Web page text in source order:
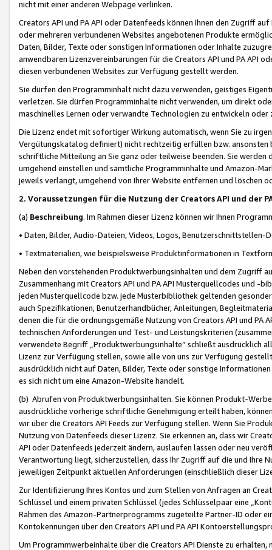
nicht mit einer anderen Webpage verlinken.
Creators API und PA API oder Datenfeeds können Ihnen den Zugriff
oder mehreren verbundenen Websites angebotenen Produkte
Daten, Bilder, Texte oder sonstigen Informationen oder Inhalte
anwendbaren Lizenzvereinbarungen für die Creators API und PA API
diesen verbundenen Websites zur Verfügung gestellt werden.
Sie dürfen den Programminhalt nicht dazu verwenden, geistiges
verletzen. Sie dürfen Programminhalte nicht verwenden, um direkt
maschinelles Lernen oder verwandte Technologien zu entwickeln
Die Lizenz endet mit sofortiger Wirkung automatisch, wenn Sie zu
Vergütungskatalog definiert) nicht rechtzeitig erfüllen bzw. ansonsten
schriftliche Mitteilung an Sie ganz oder teilweise beenden. Sie werden
umgehend einstellen und sämtliche Programminhalte und Amazon-
jeweils verlangt, umgehend von Ihrer Website entfernen und löschen
2. Voraussetzungen für die Nutzung der Creators API und der
(a) Beschreibung. Im Rahmen dieser Lizenz können wir Ihnen
• Daten, Bilder, Audio-Dateien, Videos, Logos, Benutzerschnittstellen-
• Textmaterialien, wie beispielsweise Produktinformationen in
Neben den vorstehenden Produktwerbungsinhalten und dem Zugriff
Zusammenhang mit Creators API und PA API Musterquellcodes und
jeden Musterquellcode bzw. jede Musterbibliothek geltenden
auch Spezifikationen, Benutzerhandbücher, Anleitungen,
denen die für die ordnungsgemäße Nutzung von Creators API und PA
technischen Anforderungen und Test- und Leistungskriterien
verwendete Begriff „Produktwerbungsinhalte“ schließt ausdrücklich
Lizenz zur Verfügung stellen, sowie alle von uns zur Verfügung
ausdrücklich nicht auf Daten, Bilder, Texte oder sonstige
es sich nicht um eine Amazon-Website handelt.
(b) Abrufen von Produktwerbungsinhalten. Sie können Produkt-
ausdrückliche vorherige schriftliche Genehmigung erteilt haben,
wir über die Creators API Feeds zur Verfügung stellen. Wenn Sie
Nutzung von Datenfeeds dieser Lizenz. Sie erkennen an, dass wir
API oder Datenfeeds jederzeit ändern, auslaufen lassen oder neu
Verantwortung liegt, sicherzustellen, dass Ihr Zugriff auf die und Ihre
jeweiligen Zeitpunkt aktuellen Anforderungen (einschließlich dieser
Zur Identifizierung Ihres Kontos und zum Stellen von Anfragen an
Schlüssel und einem privaten Schlüssel (jedes Schlüsselpaar eine
Rahmen des Amazon-Partnerprogramms zugeteilte Partner-ID oder
Kontokennungen über den Creators API und PA API
Um Programmwerbeinhalte über die Creators API Dienste zu